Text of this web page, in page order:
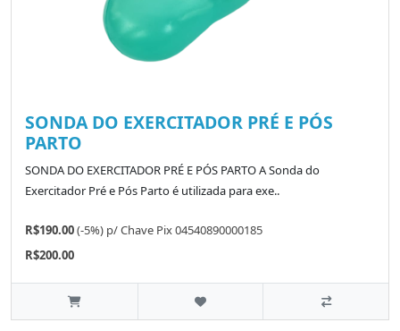
SONDA DO EXERCITADOR PRÉ E PÓS
PARTO
SONDA DO EXERCITADOR PRÉ E PÓS PARTO A Sonda do
Exercitador Pré e Pós Parto é utilizada para exe..
R$190.00(-5%) p/Chave Pix 04540890000185
R$200.00